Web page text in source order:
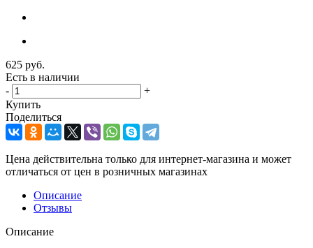
625 руб.
Есть в наличии
-
+
Купить
Поделиться
Цена действительна только для интернет-магазина и может
отличаться от цен в розничных магазинах
Описание
Отзывы
Описание